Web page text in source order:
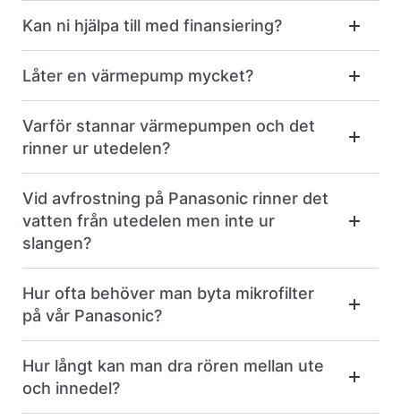
Kan ni hjälpa till med finansiering?
Låter en värmepump mycket?
Varför stannar värmepumpen och det
rinner ur utedelen?
Vid avfrostning på Panasonic rinner det
vatten från utedelen men inte ur
slangen?
Hur ofta behöver man byta mikrofilter
på vår Panasonic?
Hur långt kan man dra rören mellan ute
och innedel?